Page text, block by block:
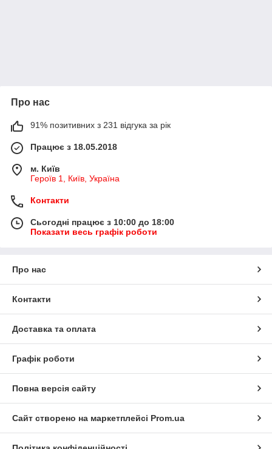
Про нас
91% позитивних з 231 відгука за рік
Працює з 18.05.2018
м. Київ
Героїв 1, Київ, Україна
Контакти
Сьогодні працює з 10:00 до 18:00
Показати весь графік роботи
Про нас
Контакти
Доставка та оплата
Графік роботи
Повна версія сайту
Сайт створено на маркетплейсі Prom.ua